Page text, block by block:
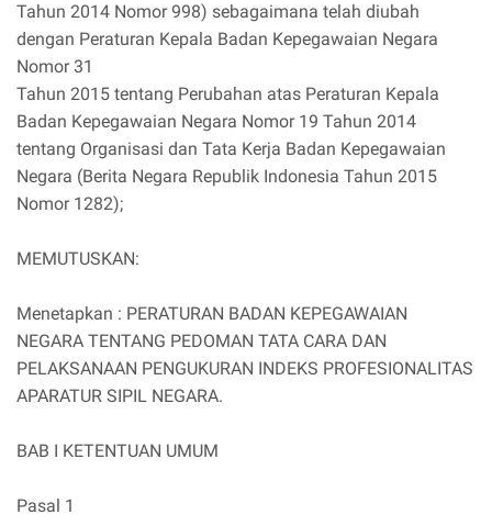
Tahun 2014 Nomor 998) sebagaimana telah diubah
dengan Peraturan Kepala Badan Kepegawaian Negara
Nomor 31
Tahun 2015 tentang Perubahan atas Peraturan Kepala
Badan Kepegawaian Negara Nomor 19 Tahun 2014
tentang Organisasi dan Tata Kerja Badan Kepegawaian
Negara (Berita Negara Republik Indonesia Tahun 2015
Nomor 1282);
MEMUTUSKAN:
Menetapkan : PERATURAN BADAN KEPEGAWAIAN
NEGARA TENTANG PEDOMAN TATA CARA DAN
PELAKSANAAN PENGUKURAN INDEKS PROFESIONALITAS
APARATUR SIPIL NEGARA.
BAB I KETENTUAN UMUM
Pasal 1